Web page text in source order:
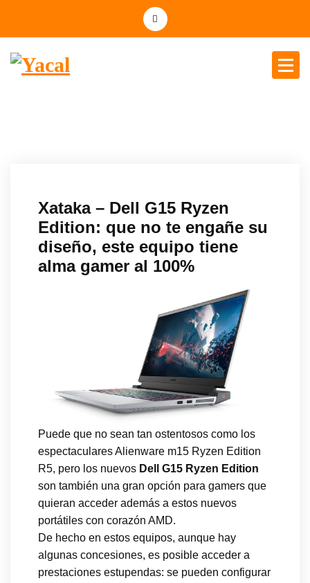
Xataka – Dell G15 Ryzen
Edition: que no te engañe su
diseño, este equipo tiene
alma gamer al 100%
Puede que no sean tan ostentosos como los
espectaculares Alienware m15 Ryzen Edition
R5, pero los nuevos Dell G15 Ryzen Edition
son también una gran opción para gamers que
quieran acceder además a estos nuevos
portátiles con corazón AMD.
De hecho en estos equipos, aunque hay
algunas concesiones, es posible acceder a
prestaciones estupendas: se pueden configurar